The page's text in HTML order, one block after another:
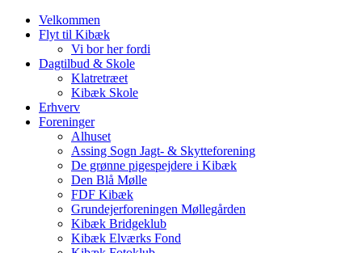
Velkommen
Flyt til Kibæk
Vi bor her fordi
Dagtilbud & Skole
Klatretræet
Kibæk Skole
Erhverv
Foreninger
Alhuset
Assing Sogn Jagt- & Skytteforening
De grønne pigespejdere i Kibæk
Den Blå Mølle
FDF Kibæk
Grundejerforeningen Møllegården
Kibæk Bridgeklub
Kibæk Elværks Fond